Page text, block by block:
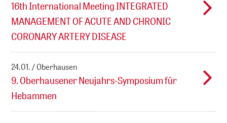
16th International Meeting INTEGRATED
MANAGEMENT OF ACUTE AND CHRONIC
CORONARY ARTERY DISEASE
24.01. Oberhausen
9. Oberhausener Neujahrs-Symposium für
Hebammen